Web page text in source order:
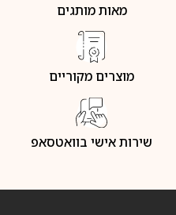
מאות מותגים
מוצרים מקוריים
שירות אישי בוואטסאפ